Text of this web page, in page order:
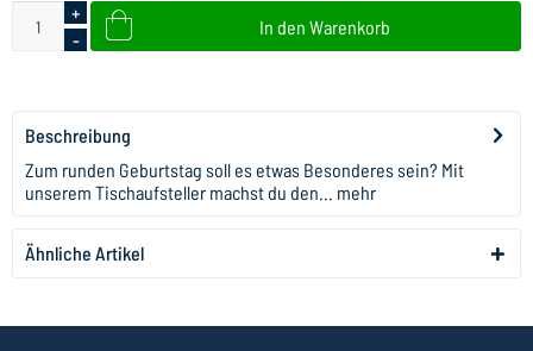
+
-
In den Warenkorb
Beschreibung
Zum runden Geburtstag soll es etwas Besonderes sein? Mit
unserem Tischaufsteller machst du den... mehr
Ähnliche Artikel